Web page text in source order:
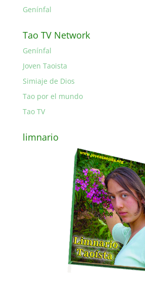
Genínfal
Tao TV Network
Genínfal
Joven Taoista
Simiaje de Dios
Tao por el mundo
Tao TV
limnario